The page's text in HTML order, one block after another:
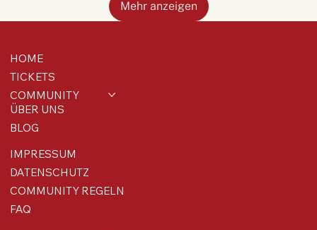
Mehr anzeigen
HOME
TICKETS
COMMUNITY
ÜBER UNS
BLOG
IMPRESSUM
DATENSCHUTZ
COMMUNITY REGELN
FAQ